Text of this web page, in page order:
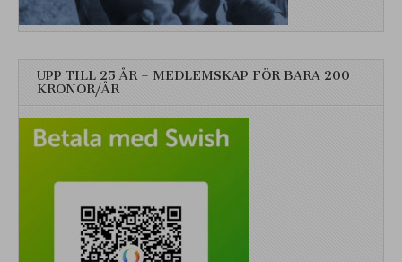
UPP TILL 25 ÅR – MEDLEMSKAP FÖR BARA 200
KRONOR/ÅR